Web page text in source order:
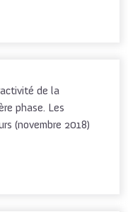
de la
phase. Les
(novembre 2018)